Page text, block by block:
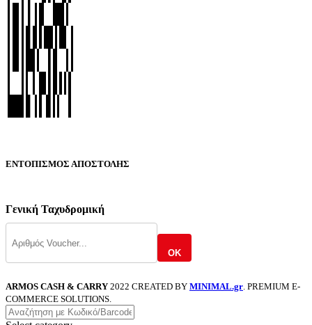
ΕΝΤΟΠΙΣΜΟΣ ΑΠΟΣΤΟΛΗΣ
Γενική Ταχυδρομική
OK
ARMOS CASH & CARRY 2022 CREATED BY MINIMAL.gr. PREMIUM E-
COMMERCE SOLUTIONS.